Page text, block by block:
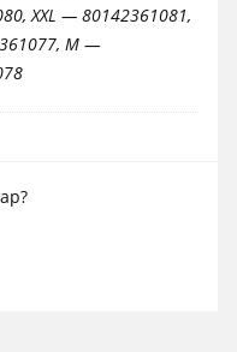
XXL — 80142361081,
M —